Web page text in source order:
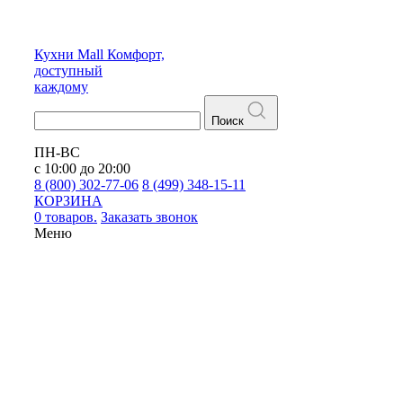
Кухни Mall Комфорт,
доступный
каждому
Поиск
ПН-ВС
с 10:00 до 20:00
8 (800) 302-77-06 8 (499) 348-15-11
КОРЗИНА
0 товаров. Заказать звонок
Меню